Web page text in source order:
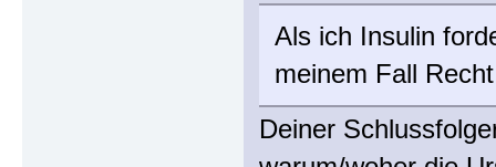
Als ich Insulin
meinem Fall
Deiner